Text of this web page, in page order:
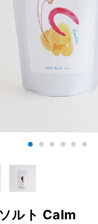
ルト Calm